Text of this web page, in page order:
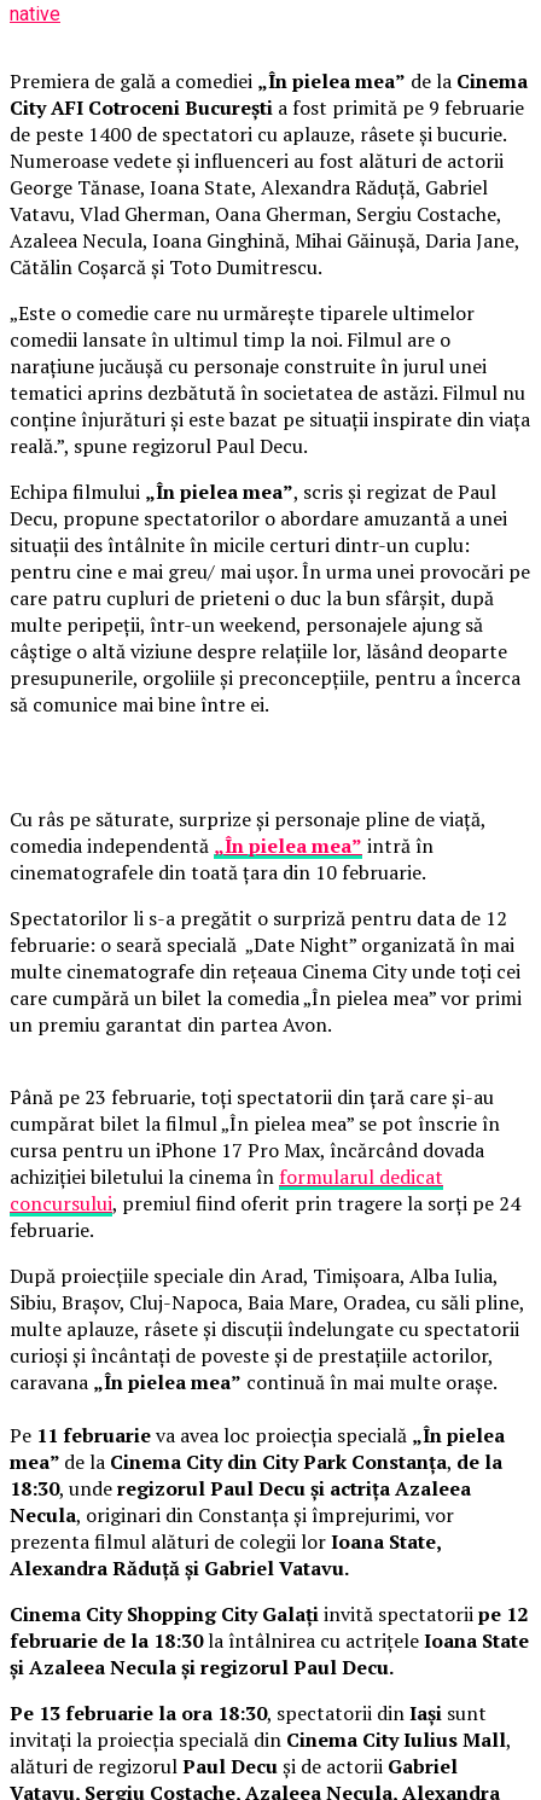
native
Premiera de gală a comediei „În pielea mea” de la Cinema
City AFI Cotroceni București a fost primită pe 9 februarie
de peste 1400 de spectatori cu aplauze, râsete și bucurie.
Numeroase vedete și influenceri au fost alături de actorii
George Tănase, Ioana State, Alexandra Răduță, Gabriel
Vatavu, Vlad Gherman, Oana Gherman, Sergiu Costache,
Azaleea Necula, Ioana Ginghină, Mihai Găinușă, Daria Jane,
Cătălin Coșarcă și Toto Dumitrescu.
„Este o comedie care nu urmărește tiparele ultimelor
comedii lansate în ultimul timp la noi. Filmul are o
narațiune jucăușă cu personaje construite în jurul unei
tematici aprins dezbătută în societatea de astăzi. Filmul nu
conține înjurături și este bazat pe situații inspirate din viața
reală.”, spune regizorul Paul Decu.
Echipa filmului „În pielea mea”, scris și regizat de Paul
Decu, propune spectatorilor o abordare amuzantă a unei
situații des întâlnite în micile certuri dintr-un cuplu:
pentru cine e mai greu/ mai ușor. În urma unei provocări pe
care patru cupluri de prieteni o duc la bun sfârșit, după
multe peripeții, într-un weekend, personajele ajung să
câștige o altă viziune despre relațiile lor, lăsând deoparte
presupunerile, orgoliile și preconcepțiile, pentru a încerca
să comunice mai bine între ei.
Cu râs pe săturate, surprize și personaje pline de viață,
comedia independentă „În pielea mea” intră în
cinematografele din toată țara din 10 februarie.
Spectatorilor li s-a pregătit o surpriză pentru data de 12
februarie: o seară specială „Date Night” organizată în mai
multe cinematografe din rețeaua Cinema City unde toți cei
care cumpără un bilet la comedia „În pielea mea” vor primi
un premiu garantat din partea Avon.
Până pe 23 februarie, toți spectatorii din țară care și-au
cumpărat bilet la filmul „În pielea mea” se pot înscrie în
cursa pentru un iPhone 17 Pro Max, încărcând dovada
achiziției biletului la cinema înformularul dedicat
concursului, premiul fiind oferit prin tragere la sorți pe 24
februarie.
După proiecțiile speciale din Arad, Timișoara, Alba Iulia,
Sibiu, Brașov, Cluj-Napoca, Baia Mare, Oradea, cu săli pline,
multe aplauze, râsete și discuții îndelungate cu spectatorii
curioși și încântați de poveste și de prestațiile actorilor,
caravana „În pielea mea” continuă în mai multe orașe.
Pe 11 februarieva avea loc proiecția specială „În pielea
mea” de la Cinema City din City Park Constanța, de la
18:30, underegizorul Paul Decu și actrița Azaleea
Necula, originari din Constanța și împrejurimi, vor
prezenta filmul alături de colegii lorIoana State,
Alexandra Răduță și Gabriel Vatavu.
Cinema City Shopping City Galațiinvită spectatoriipe 12
februarie de la 18:30la întâlnirea cu actrițeleIoana State
și Azaleea Necula și regizorul Paul Decu.
Pe 13 februarie la ora 18:30, spectatorii dinIași sunt
invitați la proiecția specială din Cinema City Iulius Mall,
alături de regizorulPaul Decuși de actorii Gabriel
Vatavu, Sergiu Costache, Azaleea Necula, Alexandra